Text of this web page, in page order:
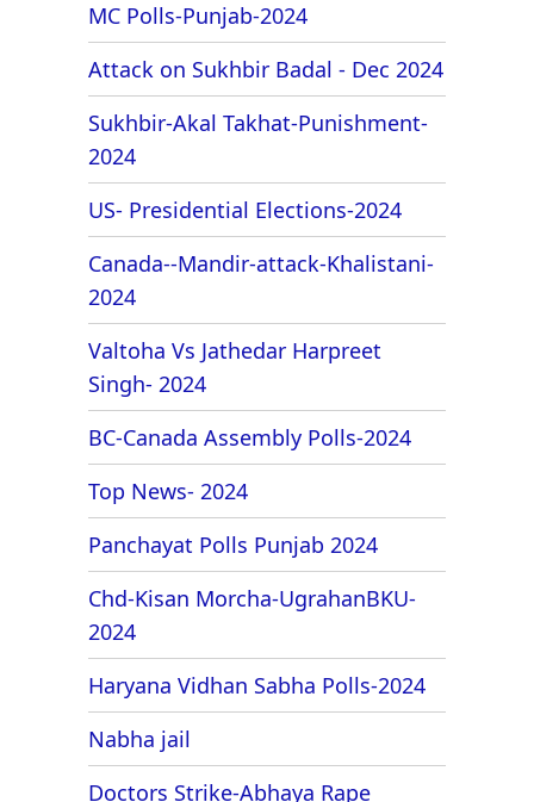
MC Polls-Punjab-2024
Attack on Sukhbir Badal - Dec 2024
Sukhbir-Akal Takhat-Punishment-
2024
US- Presidential Elections-2024
Canada--Mandir-attack-Khalistani-
2024
Valtoha Vs Jathedar Harpreet
Singh- 2024
BC-Canada Assembly Polls-2024
Top News- 2024
Panchayat Polls Punjab 2024
Chd-Kisan Morcha-UgrahanBKU-
2024
Haryana Vidhan Sabha Polls-2024
Nabha jail
Doctors Strike-Abhaya Rape